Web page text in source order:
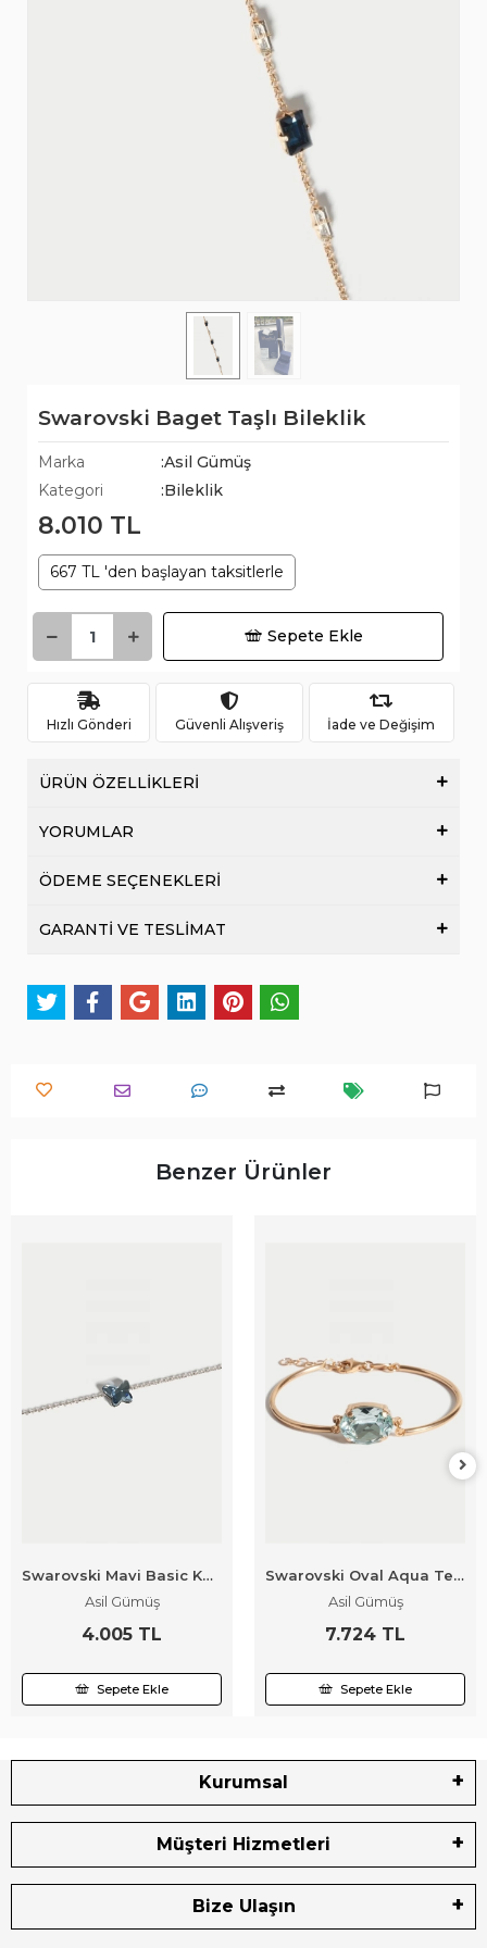
Swarovski Baget Taşlı Bileklik
Marka
:Asil Gümüş
Kategori
:Bileklik
8.010 TL
667 TL 'den başlayan taksitlerle
Sepete Ekle
Hızlı Gönderi Güvenli Alışveriş İade ve Değişim
ÜRÜN ÖZELLİKLERİ
YORUMLAR
ÖDEME SEÇENEKLERİ
GARANTİ VE TESLİMAT
Benzer Ürünler
Swarovski Mavi Basic Kelebek
Asil Gümüş
4.005 TL
Sepete Ekle
Swarovski Oval Aqua Tel Bilezik
Asil Gümüş
7.724 TL
Sepete Ekle
Kurumsal
Müşteri Hizmetleri
Bize Ulaşın